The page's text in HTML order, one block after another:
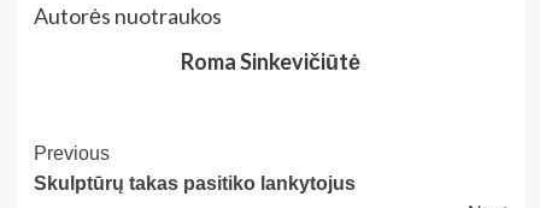
Autorės nuotraukos
Roma Sinkevičiūtė
Post
Navigation
Previous
Skulptūrų takas pasitiko lankytojus